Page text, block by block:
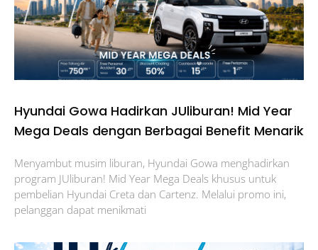
Hyundai Gowa Hadirkan JUliburan! Mid Year
Mega Deals dengan Berbagai Benefit Menarik
Menyambut musim liburan, Hyundai Gowa menghadirkan
program JUliburan! Mid Year Mega Deals khusus untuk
pembelian Hyundai Creta dan Cartenz. Melalui promo ini,
pelanggan dapat menikmati